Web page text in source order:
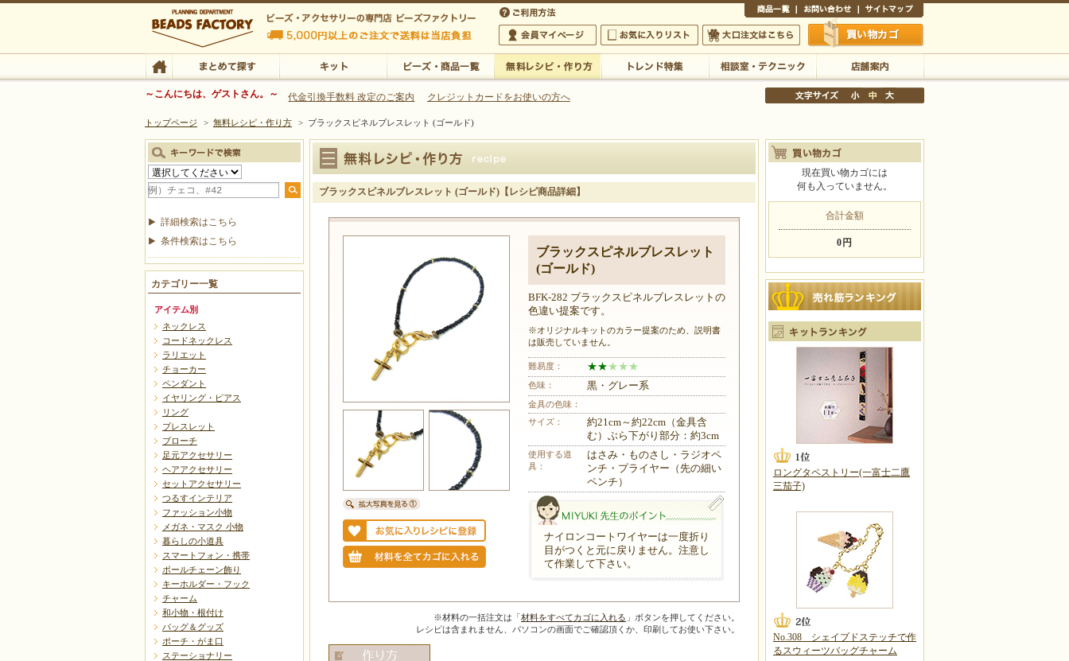
ビーズファクトリー ビーズ・パーツ・金具など・アクセサリーの専門店
ビーズ・アクセサリーの専門店 ビーズファクトリー 5,000円以上のご注文で送料は当店が負担いたします
ビーズ・アクセサリーの専門店 ビーズファクトリー 5,000円以上のご注文で送料は当店が負担いたします
会員マイページ
お気に入りリスト 大口注文はこちら 買い物かご
TOP まとめて探す 店舗案内
～こんにちは、ゲストさん。～ 代金引換手数料 改定のご案内 クレジットカードをお使いの方へ
トップページ > 無料レシピ・作り方 > ブラックスピネルブレスレット (ゴールド)
ブラックスピネルブレスレット (ゴールド)【レシピ商品詳細】
ブラックスピネルブレスレット
(ゴールド)
BFK-282 ブラックスピネルブレスレットの
色違い提案です。
※オリジナルキットのカラー提案のため、説明書
は販売していません。
難易度： ★★★★★
色味： 黒・グレー系
金具の色味：
サイズ：
約21cm～約22cm（金具含
む）ぶら下がり部分：約3cm
使用する道
具：
はさみ・ものさし・ラジオペ
ンチ・プライヤー（先の細い
ペンチ）
MIYUKI先生のポイント
ナイロンコートワイヤーは一度折り
目がつくと元に戻りません。注意し
て作業して下さい。
※材料の一括注文は「材料をすべてカゴに入れる 」ボタンを押してください。
レシピは含まれません、パソコンの画面でご確認頂くか、印刷してお使い下さい。
詳細検索はこちら
条件検索はこちら
カテゴリー一覧
アイテム別
ネックレス
コードネックレス
ラリエット
チョーカー
ペンダント
イヤリング・ピアス
リング
ブレスレット
ブローチ
足元アクセサリー
ヘアアクセサリー
セットアクセサリー
つるすインテリア
ファッション小物
メガネ・マスク 小物
暮らしの小道具
スマートフォン・携帯
ボールチェーン飾り
キーホルダー・フック
チャーム
和小物・根付け
バッグ＆グッズ
ポーチ・がま口
ステーショナリー
現在買い物カゴには
何も入っていません。
合計金額
0円
ロングタペストリー(一富士二鷹
三茄子)
No.308 シェイプドステッチで作
るスウィーツバッグチャーム